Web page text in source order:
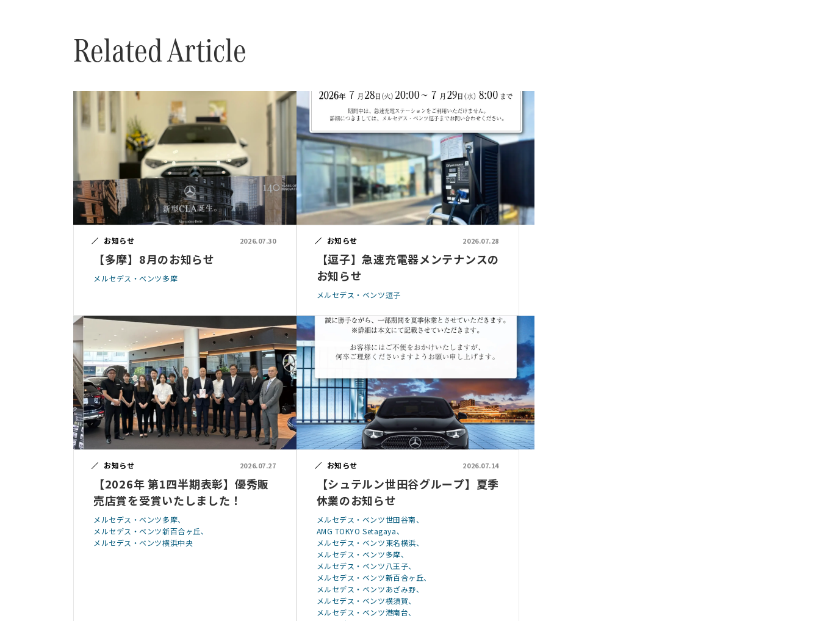
Related Article
お知らせ 2026.07.30
【多摩】8月のお知らせ
メルセデス・ベンツ多摩
お知らせ 2026.07.28
【逗子】急速充電器メンテナンスの
お知らせ
メルセデス・ベンツ逗子
お知らせ 2026.07.27
【2026年 第1四半期表彰】優秀販
売店賞を受賞いたしました！
メルセデス・ベンツ多摩
メルセデス・ベンツ新百合ヶ丘
メルセデス・ベンツ横浜中央
お知らせ 2026.07.14
【シュテルン世田谷グループ】夏季
休業のお知らせ
メルセデス・ベンツ世田谷南
AMG TOKYO Setagaya
メルセデス・ベンツ東名横浜
メルセデス・ベンツ多摩
メルセデス・ベンツ八王子
メルセデス・ベンツ新百合ヶ丘
メルセデス・ベンツあざみ野
メルセデス・ベンツ横須賀
メルセデス・ベンツ港南台